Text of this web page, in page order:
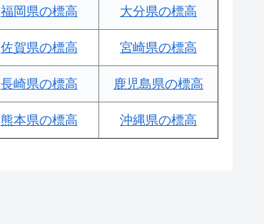
福岡県の標高 大分県の標高
佐賀県の標高 宮崎県の標高
長崎県の標高 鹿児島県の標高
熊本県の標高 沖縄県の標高